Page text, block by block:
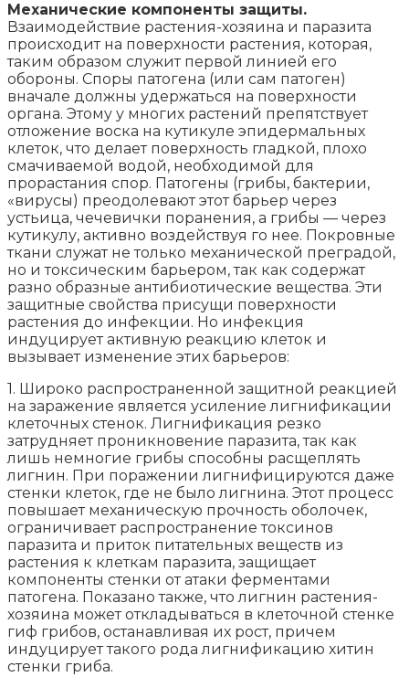
Механические компоненты защиты.
Взаимодействие растения-хозяина и паразита
происходит на поверхности растения, которая,
таким образом служит первой линией его
обороны. Споры патогена (или сам патоген)
вначале должны удержаться на поверхности
органа. Этому у многих растений препятствует
отложение воска на кутикуле эпидермальных
клеток, что делает поверхность гладкой, плохо
смачиваемой водой, необходимой для
прорастания спор. Патогены (грибы, бактерии,
«вирусы) преодолевают этот барьер через
устьица, чечевички поранения, а грибы — через
кутикулу, активно воздействуя го нее. Покровные
ткани служат не только механической преградой,
но и токсическим барьером, так как содержат
разно образные антибиотические вещества. Эти
защитные свойства присущи поверхности
растения до инфекции. Но инфекция
индуцирует активную реакцию клеток и
вызывает изменение этих барьеров:
1. Широко распространенной защитной реакцией
на заражение является усиление лигнификации
клеточных стенок. Лигнификация резко
затрудняет проникновение паразита, так как
лишь немногие грибы способны расщеплять
лигнин. При поражении лигнифицируются даже
стенки клеток, где не было лигнина. Этот процесс
повышает механическую прочность оболочек,
ограничивает распространение токсинов
паразита и приток питательных веществ из
растения к клеткам паразита, защищает
компоненты стенки от атаки ферментами
патогена. Показано также, что лигнин растения-
хозяина может откладываться в клеточной стенке
гиф грибов, останавливая их рост, причем
индуцирует такого рода лигнификацию хитин
стенки гриба.